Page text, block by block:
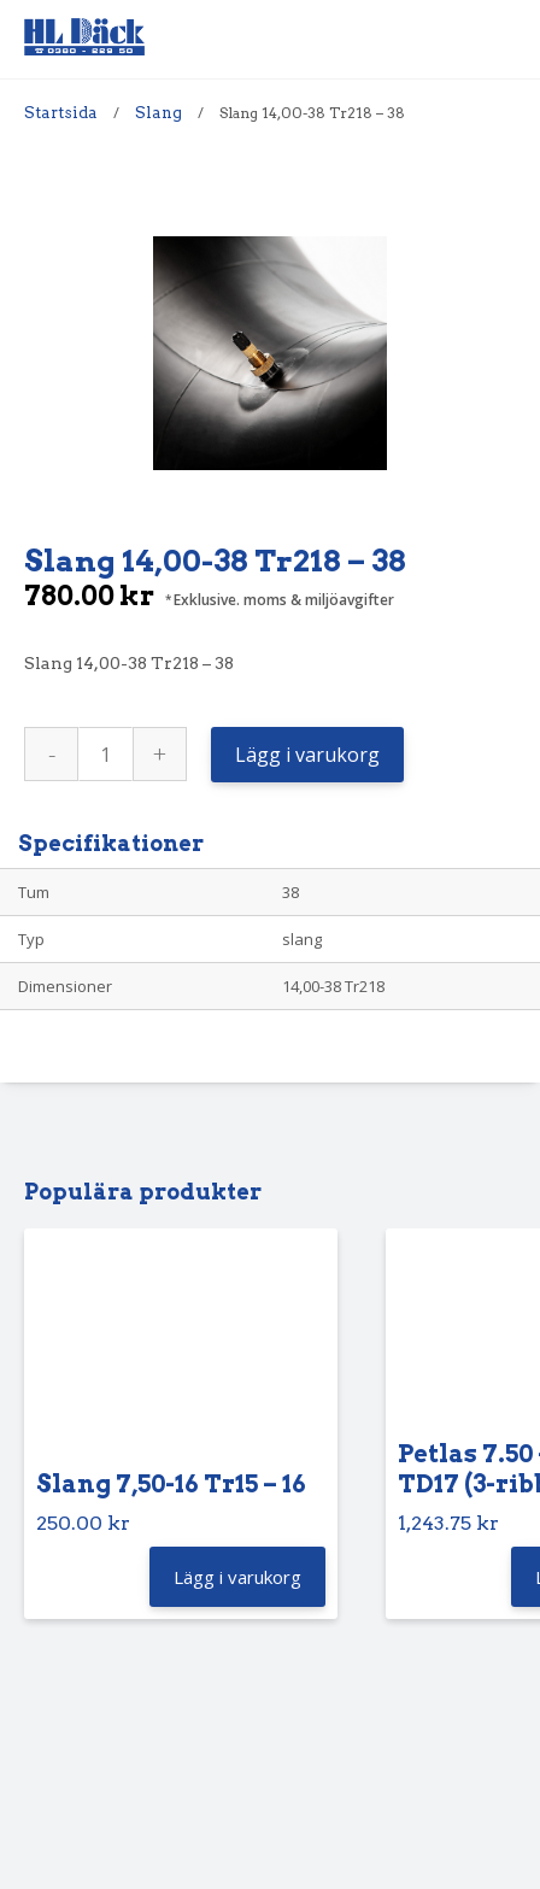
Startsida / Slang / Slang 14,00-38 Tr218 – 38
Slang 14,00-38 Tr218 – 38
780.00kr Exklusive. moms & miljöavgifter
Slang 14,00-38 Tr218 – 38
-
Slang
14,00-
Tr218
+ Lägg i varukorg
Specifikationer
Tum 38
Typ slang
Dimensioner 14,00-38 Tr218
Populära produkter
Slang 7,50-16 Tr15 – 16
250.00 kr
Lägg i varukorg
Petlas 7.50
TD17 (3-
1,243.75 kr